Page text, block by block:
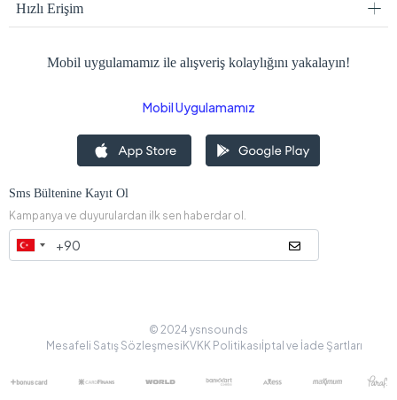
Hızlı Erişim
Mobil uygulamamız ile alışveriş kolaylığını yakalayın!
Mobil Uygulamamız
Sms Bültenine Kayıt Ol
Kampanya ve duyurulardan ilk sen haberdar ol.
© 2024 ysnsounds
Mesafeli Satış SözleşmesiKVKK Politikasıİptal ve İade Şartları